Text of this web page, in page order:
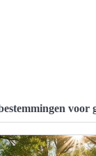
voor